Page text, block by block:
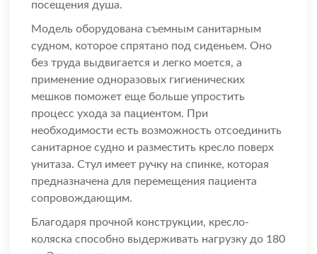
посещения душа.
Модель оборудована съемным санитарным
судном, которое спрятано под сиденьем. Оно
без труда выдвигается и легко моется, а
применение одноразовых гигиенических
мешков поможет еще больше упростить
процесс ухода за пациентом. При
необходимости есть возможность отсоединить
санитарное судно и разместить кресло поверх
унитаза. Стул имеет ручку на спинке, которая
предназначена для перемещения пациента
сопровождающим.
Благодаря прочной конструкции, кресло-
коляска способно выдерживать нагрузку до 180